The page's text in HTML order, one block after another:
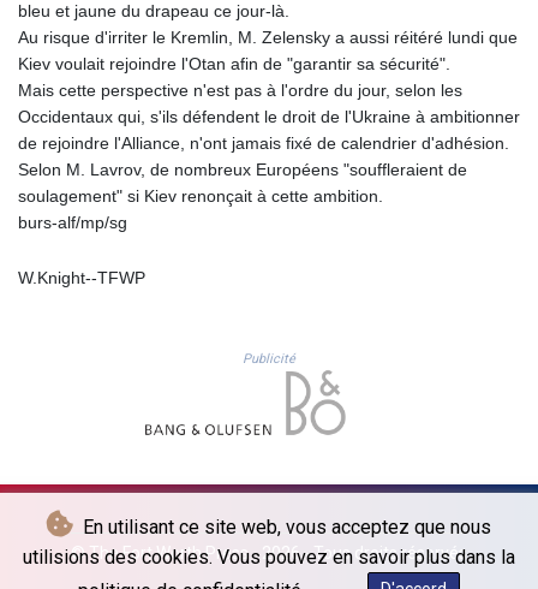
En utilisant ce site web, vous acceptez que nous
utilisions des cookies. Vous pouvez en savoir plus dans la
SBD 8.065696
SCR 14.71782
SDG 600.543302
SEK 9.48485
SGD 1.279203
SLE 24.616069
TWD 32.219101
TZS
2642.563019
bleu et jaune du drapeau ce jour-là.
Au risque d'irriter le Kremlin, M. Zelensky a aussi réitéré lundi que
Kiev voulait rejoindre l'Otan afin de "garantir sa sécurité".
Mais cette perspective n'est pas à l'ordre du jour, selon les
Occidentaux qui, s'ils défendent le droit de l'Ukraine à ambitionner
de rejoindre l'Alliance, n'ont jamais fixé de calendrier d'adhésion.
Selon M. Lavrov, de nombreux Européens "souffleraient de
soulagement" si Kiev renonçait à cette ambition.
burs-alf/mp/sg
W.Knight--TFWP
Publicité
© The Fort Worth Press - 2026 - Tous droits réservés